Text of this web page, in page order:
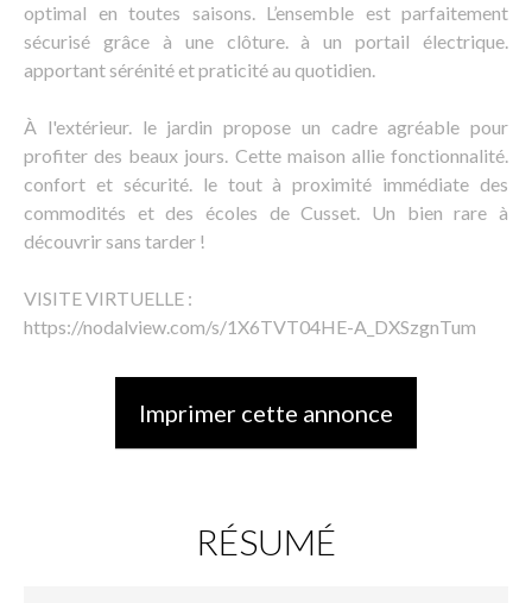
optimal en toutes saisons. L’ensemble est parfaitement
sécurisé grâce à une clôture. à un portail électrique.
apportant sérénité et praticité au quotidien.
À l'extérieur. le jardin propose un cadre agréable pour
profiter des beaux jours. Cette maison allie fonctionnalité.
confort et sécurité. le tout à proximité immédiate des
commodités et des écoles de Cusset. Un bien rare à
découvrir sans tarder !
VISITE VIRTUELLE :
https://nodalview.com/s/1X6TVT04HE-A_DXSzgnTum
Imprimer cette annonce
RÉSUMÉ